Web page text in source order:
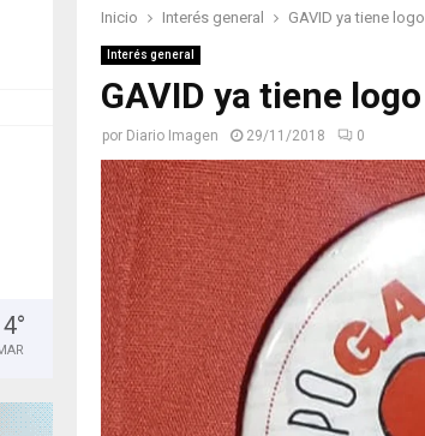
Inicio Interés general GAVID ya tiene logo
Interés general
GAVID ya tiene logo
por Diario Imagen 29/11/2018 0
4°